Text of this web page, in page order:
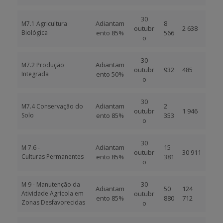
M7.1 Agricultura
Biológica
Adiantam
ento 85%
30
outubr
o
8
566
2 638
M7.2 Produção
Integrada
Adiantam
ento 50%
30
outubr
o
932 485
M7.4 Conservação do
Solo
Adiantam
ento 85%
30
outubr
o
2
353
1 946
M 7.6 -
Culturas Permanentes
Adiantam
ento 85%
30
outubr
o
15
381
30 911
M 9 - Manutenção da
Atividade Agrícola em
Zonas Desfavorecidas
Adiantam
ento 85%
30
outubr
o
50
880
124
712